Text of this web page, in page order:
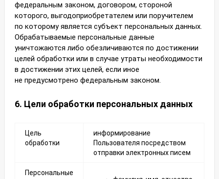
федеральным законом, договором, стороной
которого, выгодоприобретателем или поручителем
по которому является субъект персональных данных.
Обрабатываемые персональные данные
уничтожаются либо обезличиваются по достижении
целей обработки или в случае утраты необходимости
в достижении этих целей, если иное
не предусмотрено федеральным законом.
6. Цели обработки персональных данных
Цель
обработки
информирование
Пользователя посредством
отправки электронных писем
Персональные